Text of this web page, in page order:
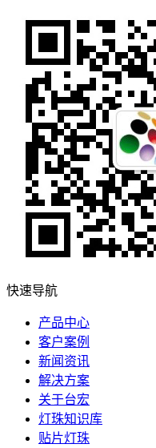
快速导航
产品中心
客户案例
新闻资讯
解决方案
关于台宏
灯珠知识库
贴片灯珠